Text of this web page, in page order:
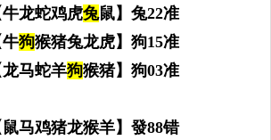
龙蛇鸡虎兔鼠】兔22准
狗猴猪兔龙虎】狗15准
马蛇羊狗猴猪】狗03准
马鸡猪龙猴羊】發88错